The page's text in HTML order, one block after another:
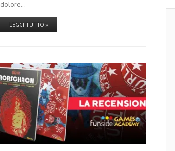
dolore…
LEGGI TUTTO »